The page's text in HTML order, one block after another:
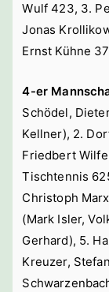
Wulf 423, 3.
Jonas
Ernst Kühne
4-er
Schödel,
Kellner), 2.
Friedbert
Tischtennis
Christoph
(Mark Isler,
Gerhard), 5.
Kreuzer,